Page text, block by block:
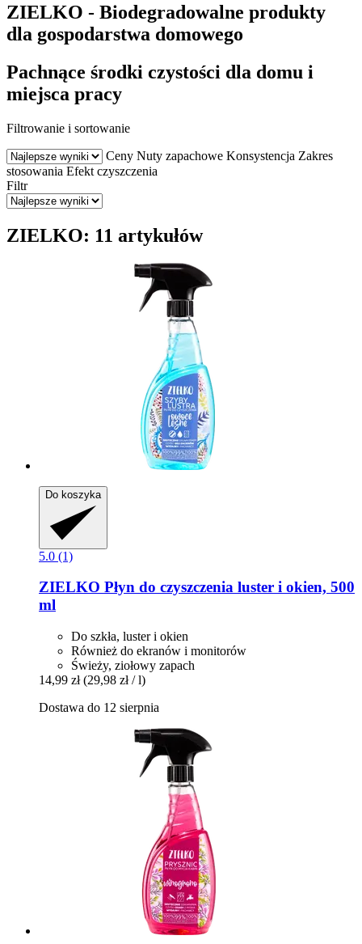
ZIELKO - Biodegradowalne produkty
dla gospodarstwa domowego
Pachnące środki czystości dla domu i
miejsca pracy
Filtrowanie i sortowanie
Ceny Nuty zapachowe Konsystencja Zakres
stosowania Efekt czyszczenia
Filtr
ZIELKO: 11 artykułów
Do koszyka
5.0 (1)
ZIELKO Płyn do czyszczenia luster i okien, 500
ml
Do szkła, luster i okien
Również do ekranów i monitorów
Świeży, ziołowy zapach
14,99 zł (29,98 zł / l)
Dostawa do 12 sierpnia